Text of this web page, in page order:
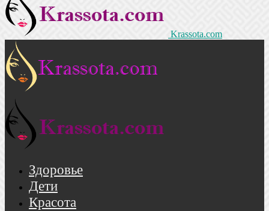
Krassota.com
Здоровье
Дети
Красота